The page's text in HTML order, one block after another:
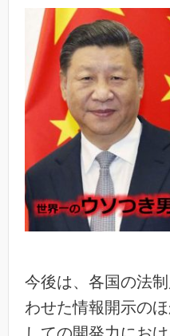
今後は、各国の法
わせた情報開示の